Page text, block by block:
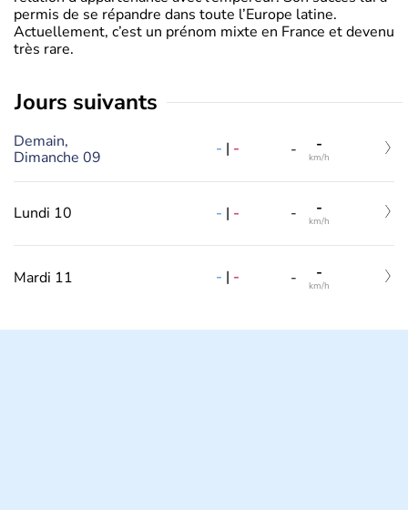
permis de se répandre dans toute l’Europe latine.
Actuellement, c’est un prénom mixte en France et devenu
très rare.
jours suivants
Demain,
Dimanche 09
- | - - -
km/h
Lundi 10 - | - - -
km/h
Mardi 11 - | - - -
km/h